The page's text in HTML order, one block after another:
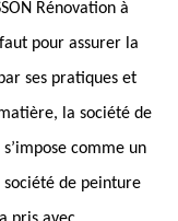
Rénovation à
pour assurer la
ses pratiques et
la société de
comme un
société de peinture